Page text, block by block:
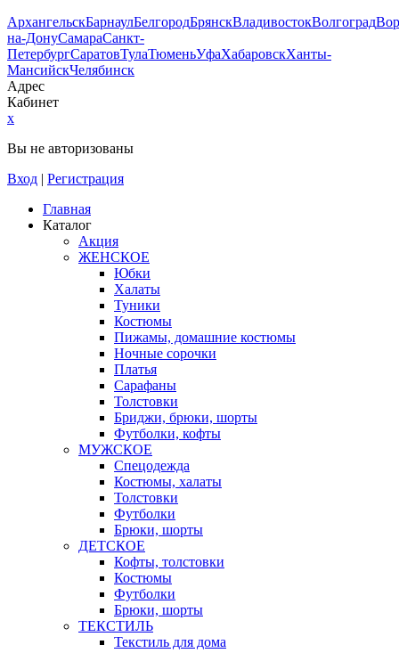
АрхангельскБарнаулБелгородБрянскВладивостокВолгоград
на-ДонуСамараСанкт-
ПетербургСаратовТулаТюменьУфаХабаровскХанты-
МансийскЧелябинск
Адрес
Кабинет
x
Вы не авторизованы
Вход | Регистрация
Главная
Каталог
Акция
ЖЕНСКОЕ
Юбки
Халаты
Туники
Костюмы
Пижамы, домашние костюмы
Ночные сорочки
Платья
Сарафаны
Толстовки
Бриджи, брюки, шорты
Футболки, кофты
МУЖСКОЕ
Спецодежда
Костюмы, халаты
Толстовки
Футболки
Брюки, шорты
ДЕТСКОЕ
Кофты, толстовки
Костюмы
Футболки
Брюки, шорты
ТЕКСТИЛЬ
Текстиль для дома